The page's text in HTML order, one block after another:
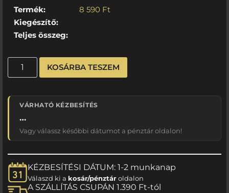
Termék: 8 590 Ft
Kiegészítő:
Teljes összeg:
KOSÁRBA TESZEM
VÁRHATÓ KÉZBESÍTÉS
…
Vagy válassz későbbi dátumot a pénztár oldalon!
KÉZBESÍTÉSI DÁTUM: 1-2 munkanap
Válaszd ki a kosár/pénztároldalon
A SZÁLLÍTÁS CSUPÁN 1.390 Ft-tól